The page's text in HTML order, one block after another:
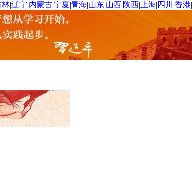
林|辽宁|内蒙古|宁夏|青海|山东|山西|陕西| 上海| 四川 |香港|